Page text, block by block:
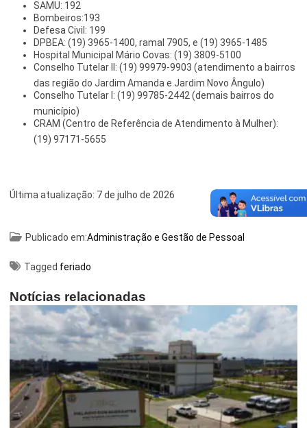
SAMU: 192
Bombeiros:193
Defesa Civil: 199
DPBEA: (19) 3965-1400, ramal 7905, e (19) 3965-1485
Hospital Municipal Mário Covas: (19) 3809-5100
Conselho Tutelar II: (19) 99979-9903 (atendimento a bairros
das região do Jardim Amanda e Jardim Novo Ângulo)
Conselho Tutelar I: (19) 99785-2442 (demais bairros do
município)
CRAM (Centro de Referência de Atendimento à Mulher):
(19) 97171-5655
Última atualização: 7 de julho de 2026
Publicado em:Administração e Gestão de Pessoal
Tagged feriado
Notícias relacionadas